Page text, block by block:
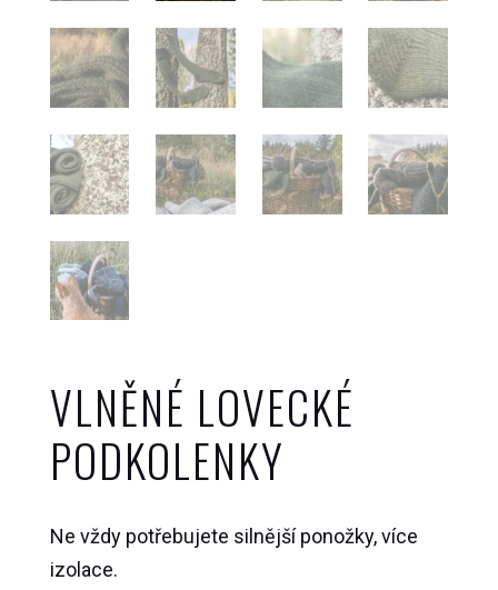
VLNĚNÉ LOVECKÉ
PODKOLENKY
Ne vždy potřebujete silnější ponožky, více
izolace.